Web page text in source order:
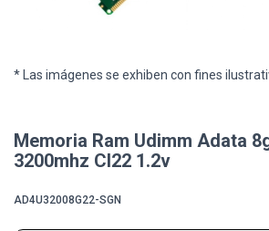
* Las imágenes se exhiben con fines
Memoria Ram Udimm Adata
3200mhz Cl22 1.2v
AD4U32008G22-SGN